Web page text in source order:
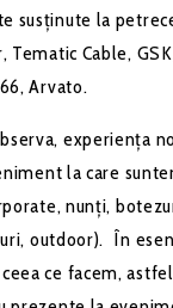
susținute la
Tematic Cable,
Arvato.
experiența
la care
nunți,
outdoor). În
ce facem,